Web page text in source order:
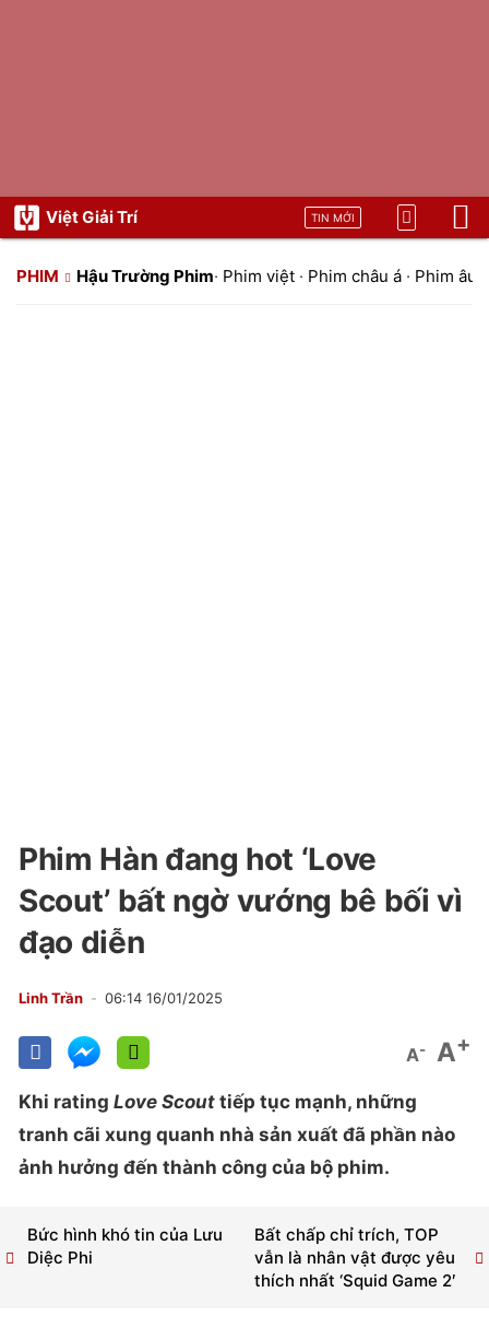
Việt Giải Trí TIN MỚI
PHIM Hậu Trường Phim· Phim việt · Phim châu á · Phim âu
Phim Hàn đang hot ‘Love
Scout’ bất ngờ vướng bê bối vì
đạo diễn
Linh Trần 06:14 16/01/2025
A- A+
Khi rating Love Scout tiếp tục mạnh, những
tranh cãi xung quanh nhà sản xuất đã phần nào
ảnh hưởng đến thành công của bộ phim.
Bất chấp chỉ trích, TOP
vẫn là nhân vật được yêu
thích nhất ‘Squid Game 2′
Bức hình khó tin của Lưu
Diệc Phi